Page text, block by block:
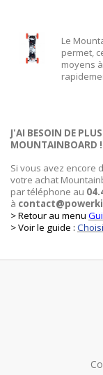
Le
permet,
moyens
J'AI BESOIN DE
MOUNTAINBOARD !
Si vous avez encore
votre achat
par téléphone au
à
> Retour au menu
> Voir le guide :